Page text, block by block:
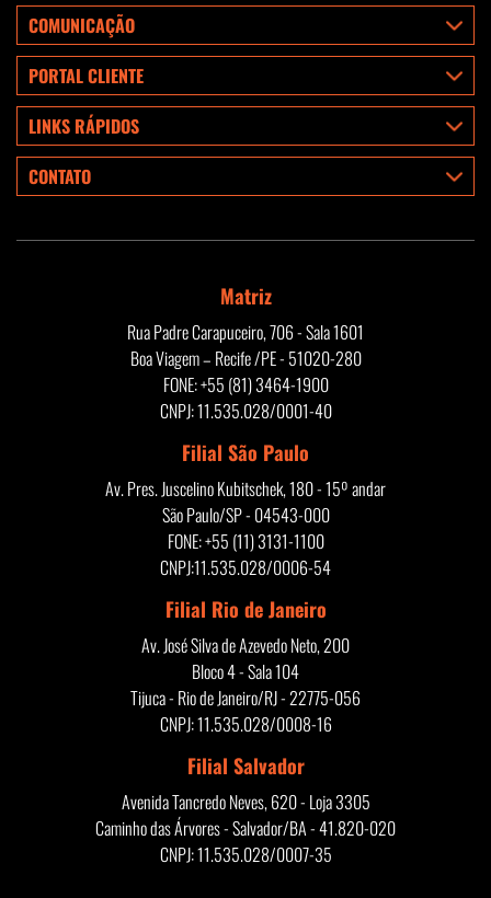
COMUNICAÇÃO
PORTAL CLIENTE
LINKS RÁPIDOS
CONTATO
Matriz
Rua Padre Carapuceiro, 706 - Sala 1601
Boa Viagem – Recife /PE - 51020-280
FONE: +55 (81) 3464-1900
CNPJ: 11.535.028/0001-40
Filial São Paulo
Av. Pres. Juscelino Kubitschek, 180 - 15º andar
São Paulo/SP - 04543-000
FONE: +55 (11) 3131-1100
CNPJ:11.535.028/0006-54
Filial Rio de Janeiro
Av. José Silva de Azevedo Neto, 200
Bloco 4 - Sala 104
Tijuca - Rio de Janeiro/RJ - 22775-056
CNPJ: 11.535.028/0008-16
Filial Salvador
Avenida Tancredo Neves, 620 - Loja 3305
Caminho das Árvores - Salvador/BA - 41.820-020
CNPJ: 11.535.028/0007-35